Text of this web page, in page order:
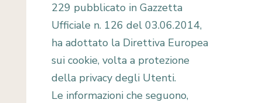
229 pubblicato in Gazzetta
Ufficiale n. 126 del 03.06.2014,
ha adottato la Direttiva Europea
sui cookie, volta a protezione
della privacy degli Utenti.
Le informazioni che seguono,